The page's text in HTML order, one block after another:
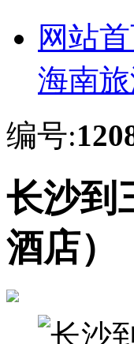
网站
海南
编号:
长沙到
酒店）